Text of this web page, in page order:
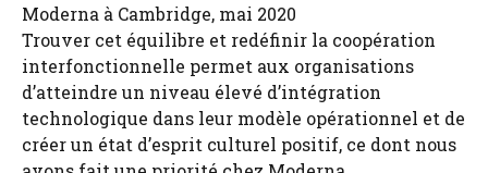
Moderna à Cambridge, mai 2020
Trouver cet équilibre et redéfinir la coopération
interfonctionnelle permet aux organisations
d’atteindre un niveau élevé d’intégration
technologique dans leur modèle opérationnel et de
créer un état d’esprit culturel positif, ce dont nous